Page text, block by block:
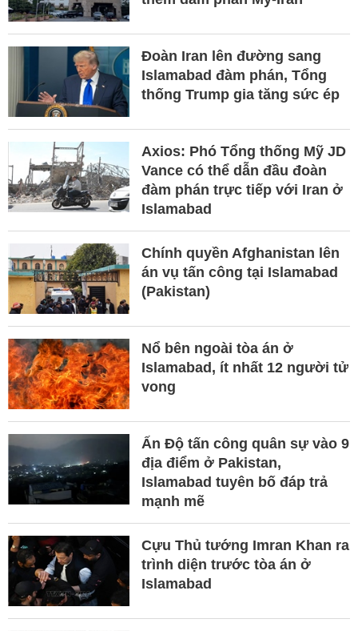
Đoàn Iran lên đường sang
Islamabad đàm phán, Tổng
thống Trump gia tăng sức ép
Axios: Phó Tổng thống Mỹ JD
Vance có thể dẫn đầu đoàn
đàm phán trực tiếp với Iran ở
Islamabad
Chính quyền Afghanistan lên
án vụ tấn công tại Islamabad
(Pakistan)
Nổ bên ngoài tòa án ở
Islamabad, ít nhất 12 người tử
vong
Ấn Độ tấn công quân sự vào 9
địa điểm ở Pakistan,
Islamabad tuyên bố đáp trả
mạnh mẽ
Cựu Thủ tướng Imran Khan ra
trình diện trước tòa án ở
Islamabad